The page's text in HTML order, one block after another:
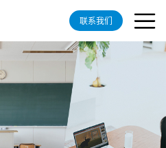
联系我们